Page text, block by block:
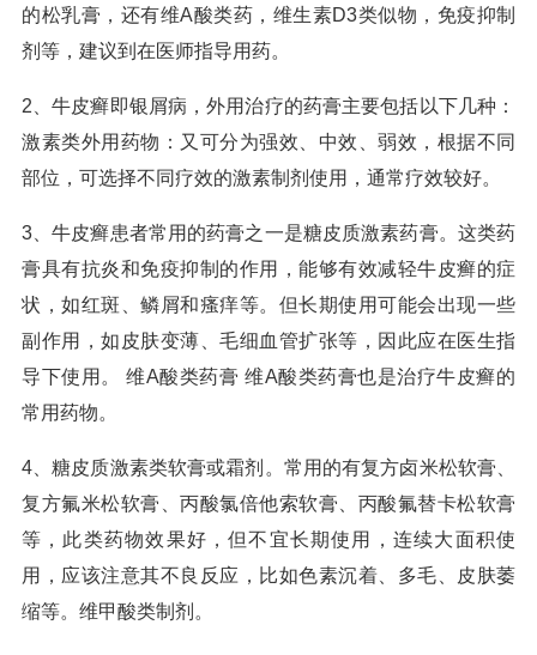
的松乳膏，还有维A酸类药，维生素D3类似物，免疫抑制
剂等，建议到在医师指导用药。
2、牛皮癣即银屑病，外用治疗的药膏主要包括以下几种：
激素类外用药物：又可分为强效、中效、弱效，根据不同
部位，可选择不同疗效的激素制剂使用，通常疗效较好。
3、牛皮癣患者常用的药膏之一是糖皮质激素药膏。这类药
膏具有抗炎和免疫抑制的作用，能够有效减轻牛皮癣的症
状，如红斑、鳞屑和瘙痒等。但长期使用可能会出现一些
副作用，如皮肤变薄、毛细血管扩张等，因此应在医生指
导下使用。 维A酸类药膏 维A酸类药膏也是治疗牛皮癣的
常用药物。
4、糖皮质激素类软膏或霜剂。常用的有复方卤米松软膏、
复方氟米松软膏、丙酸氯倍他索软膏、丙酸氟替卡松软膏
等，此类药物效果好，但不宜长期使用，连续大面积使
用，应该注意其不良反应，比如色素沉着、多毛、皮肤萎
缩等。维甲酸类制剂。